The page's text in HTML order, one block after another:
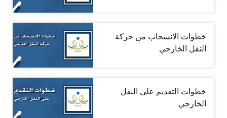
خطوات الانسحاب من حركة
النقل الخارجي
خطوات التقديم على النقل
الخارجي